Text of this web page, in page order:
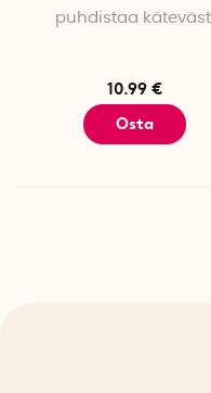
puhdistaa
10.99 €
Osta